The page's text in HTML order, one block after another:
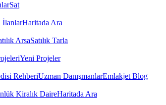
Sat
İlanlarHaritada Ara
ArsaSatılık Tarla
Yeni Projeler
RehberiUzman DanışmanlarEmlakjet Blog
Kiralık DaireHaritada Ara